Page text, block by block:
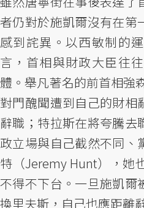
者仍對於施凱爾沒有在第
感到詫異。以西敏制的
言，首相與財政大臣往
體。舉凡著名的前首相強
對門醜聞遭到自己的財相
辭職；特拉斯在將夸騰
政立場與自己截然不同、
特（Jeremy Hunt），她
不得不下台。一旦施凱爾
換里夫斯，自己也應距離